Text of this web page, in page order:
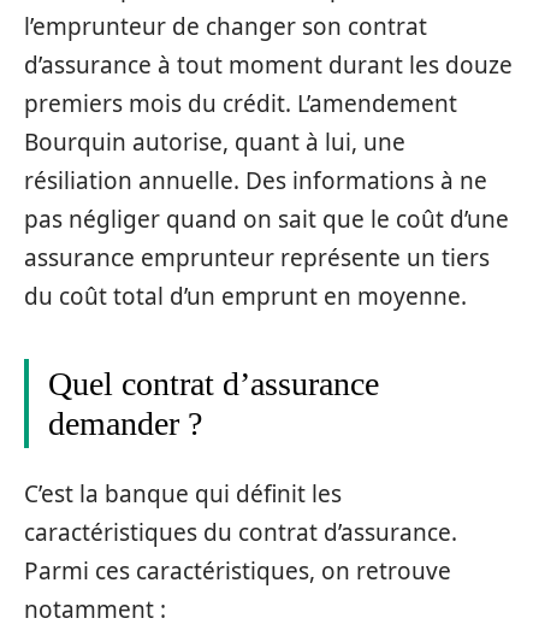
l’emprunteur de changer son contrat
d’assurance à tout moment durant les douze
premiers mois du crédit. L’amendement
Bourquin autorise, quant à lui, une
résiliation annuelle. Des informations à ne
pas négliger quand on sait que le coût d’une
assurance emprunteur représente un tiers
du coût total d’un emprunt en moyenne.
Quel contrat d’assurance
demander ?
C’est la banque qui définit les
caractéristiques du contrat d’assurance.
Parmi ces caractéristiques, on retrouve
notamment :